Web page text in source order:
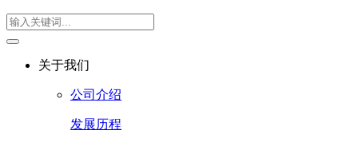
关于我们
公司介绍
发展历程